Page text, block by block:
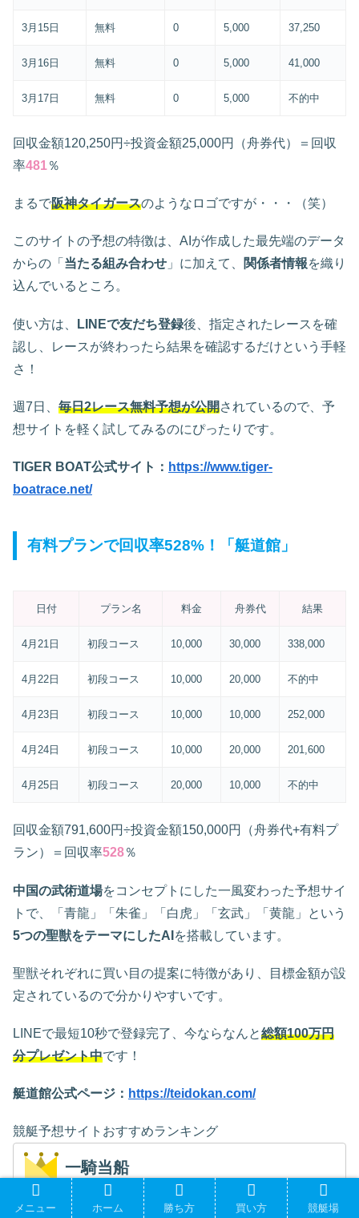
3月15日 無料 0 5,000 37,250
3月16日 無料 0 5,000 41,000
3月17日 無料 0 5,000 不的中
回収金額120,250円÷投資金額25,000円（舟券代）＝回収
率481％
まるで阪神タイガースのようなロゴですが・・・（笑）
このサイトの予想の特徴は、AIが作成した最先端のデータ
からの「 当たる組み合わせ 」に加えて、 関係者情報を織り
込んでいるところ。
使い方は、 LINEで友だち登録後、指定されたレースを確
認し、レースが終わったら結果を確認するだけという手軽
さ！
週7日、 毎日2レース無料予想が公開されているので、予
想サイトを軽く試してみるのにぴったりです。
TIGER BOAT公式サイト： https://www.tiger-
boatrace.net/
有料プランで回収率528%！「艇道館」
日付 プラン名 料金 舟券代 結果
4月21日 初段コース 10,000 30,000 338,000
4月22日 初段コース 10,000 20,000 不的中
4月23日 初段コース 10,000 10,000 252,000
4月24日 初段コース 10,000 20,000 201,600
4月25日 初段コース 20,000 10,000 不的中
回収金額791,600円÷投資金額150,000円（舟券代+有料プ
ラン）＝回収率528％
中国の武術道場をコンセプトにした一風変わった予想サイ
トで、「青龍」「朱雀」「白虎」「玄武」「黄龍」という
5つの聖獣をテーマにしたAI を搭載しています。
聖獣それぞれに買い目の提案に特徴があり、目標金額が設
定されているので分かりやすいです。
LINEで最短10秒で登録完了、今ならなんと総額100万円
分プレゼント中です！
艇道館公式ページ： https://teidokan.com/
競艇予想サイトおすすめランキング
一騎当船
メニュー ホーム 勝ち方 買い方 競艇場